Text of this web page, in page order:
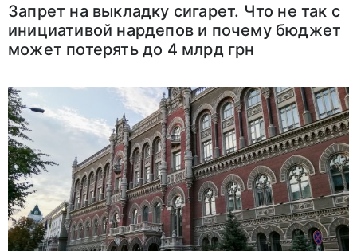
Запрет на выкладку сигарет. Что не так с
инициативой нардепов и почему бюджет
может потерять до 4 млрд грн